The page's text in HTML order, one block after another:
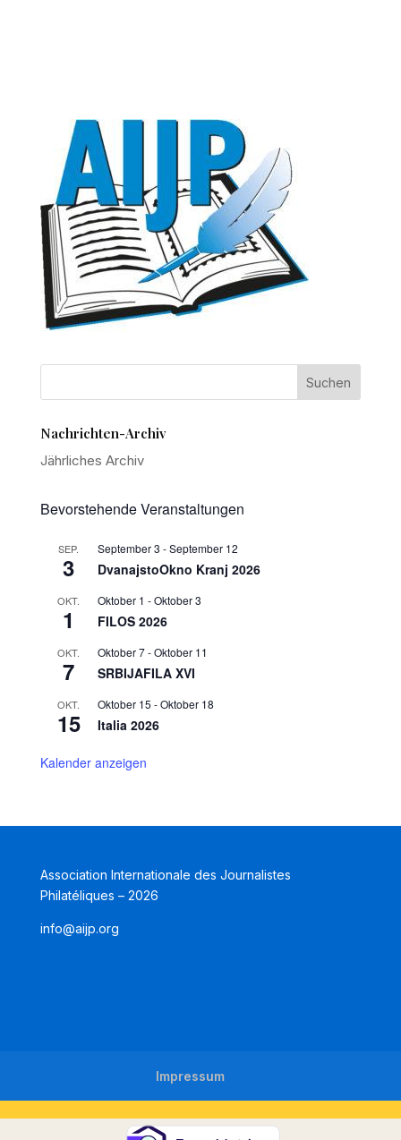
Nachrichten-Archiv
Jährliches Archiv
Bevorstehende Veranstaltungen
SEP.
3
September 3 -September 12
DvanajstoOkno Kranj 2026
OKT.
1
Oktober 1 -Oktober 3
FILOS 2026
OKT.
7
Oktober 7-Oktober 11
SRBIJAFILA XVI
OKT.
15
Oktober 15 -Oktober 18
Italia 2026
Kalender anzeigen
Association Internationale des Journalistes
Philatéliques – 2026
info@aijp.org
Impressum